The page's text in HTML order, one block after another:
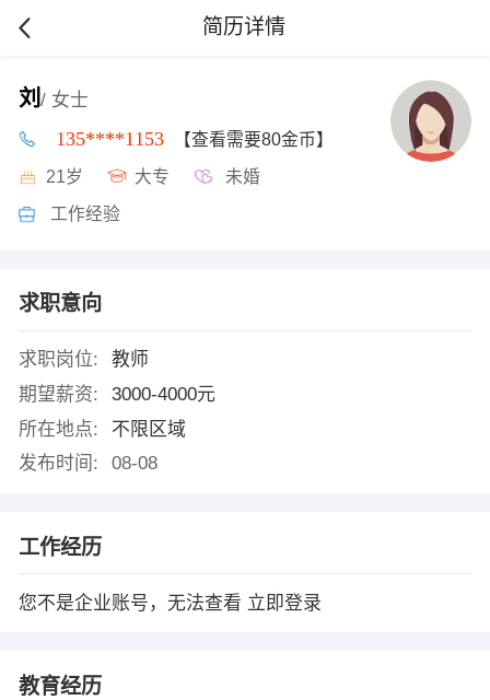
简历详情
刘 / 女士
135****1153 【查看需要80金币】
21岁 大专 未婚
工作经验
求职意向
求职岗位:
教师
期望薪资:
3000-4000元
所在地点:
不限区域
发布时间:
08-08
工作经历
您不是企业账号，无法查看 立即登录
教育经历